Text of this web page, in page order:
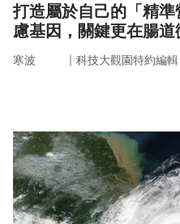
打造屬於自己的「精
慮基因，關鍵更在腸道
寒波 ｜ 科技大觀園特約編輯